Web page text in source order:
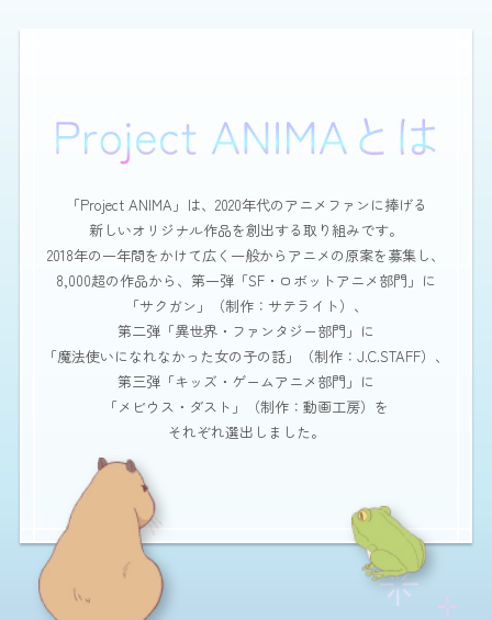
「Project ANIMA」は、2020年代のアニメファンに捧げる
新しいオリジナル作品を創出する取り組みです。
2018年の一年間をかけて広く一般からアニメの原案を募集し、
8,000超の作品から、第一弾「SF・ロボットアニメ部門」に
「サクガン」（制作：サテライト）、
第二弾「異世界・ファンタジー部門」に
「魔法使いになれなかった女の子の話」（制作：J.C.STAFF）、
第三弾「キッズ・ゲームアニメ部門」に
「メビウス・ダスト」（制作：動画工房）を
それぞれ選出しました。